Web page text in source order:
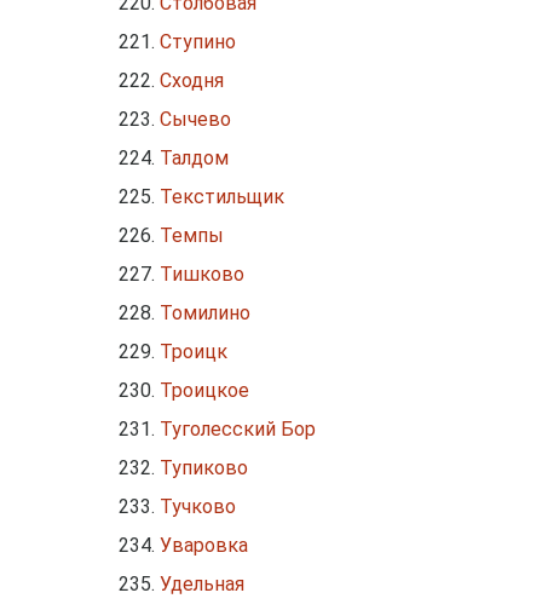
Ступино
Сходня
Сычево
Талдом
Текстильщик
Темпы
Тишково
Томилино
Троицк
Троицкое
Туголесский Бор
Тупиково
Тучково
Уваровка
Удельная